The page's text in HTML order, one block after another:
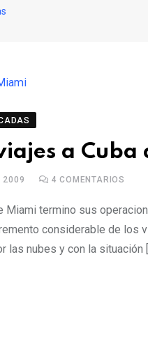
a Cuba
2009 4 COMENTARIOS
Miami termino sus
considerable de los
las nubes y con la situación